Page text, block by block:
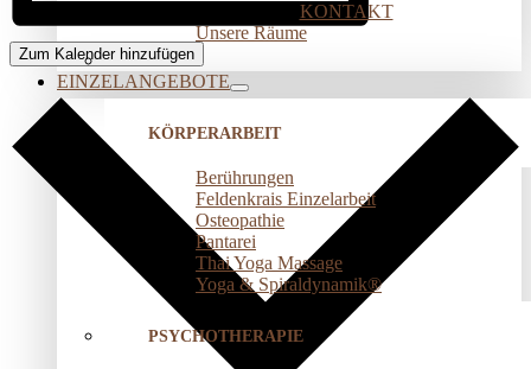
KONTAKT
Unsere Räume
EINZELANGEBOTE
KÖRPERARBEIT
Berührungen
Feldenkrais Einzelarbeit
Osteopathie
Pantarei
Thai Yoga Massage
Yoga & Spiraldynamik®
PSYCHOTHERAPIE
Zum Kalender hinzufügen